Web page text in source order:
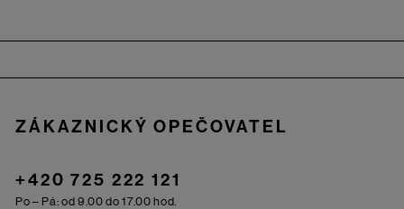
ZÁKAZNICKÝ OPEČOVATEL
+420 725 222 121
Po – Pá: od 9.00 do 17.00 hod.